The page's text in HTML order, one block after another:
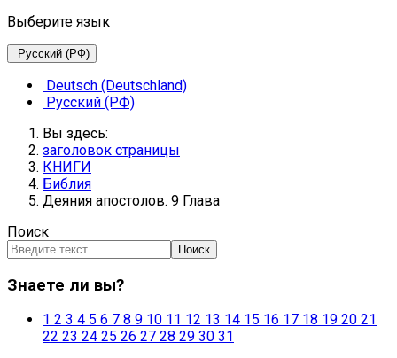
Выберите язык
Русский (РФ)
Deutsch (Deutschland)
Русский (РФ)
Вы здесь:
заголовок страницы
КНИГИ
Библия
Деяния апостолов. 9 Глава
Поиск
Поиск
Знаете ли вы?
1 2 3 4 5 6 7 8 9 10 11 12 13 14 15 16 17 18 19 20 21
22 23 24 25 26 27 28 29 30 31